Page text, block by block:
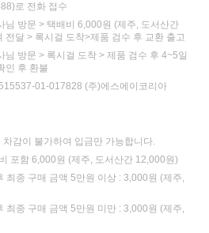
로 전화 접수
님 방문 > 택배비 6,000원 (제주, 도서산간
전달 > 록시걸 도착>제품 검수 후 교환 출고
님 방문 > 록시걸 도착 > 제품 검수 후 4~5일
인 후 환불
01-017828 (주)에스에이코리아
감이 불가하여 입금만 가능합니다.
포함 6,000원 (제주, 도서산간 12,000원)
최종 구매 금액 5만원 이상 : 3,000원 (제주,
최종 구매 금액 5만원 미만 : 3,000원 (제주,